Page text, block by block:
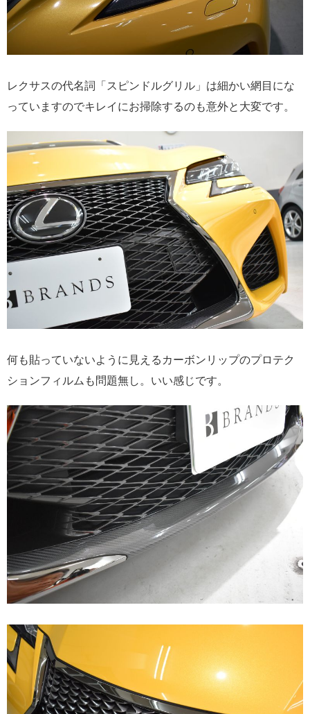
レクサスの代名詞「スピンドルグリル」は細かい網目にな
っていますのでキレイにお掃除するのも意外と大変です。
何も貼っていないように見えるカーボンリップのプロテク
ションフィルムも問題無し。いい感じです。